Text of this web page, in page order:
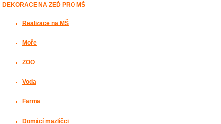
DEKORACE NA ZEĎ PRO MŠ
Realizace na MŠ
Moře
ZOO
Voda
Farma
Domácí mazlíčci